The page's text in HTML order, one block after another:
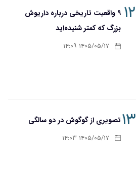
۱۲
۹ واقعیت تاریخی درباره داریوش
بزرگ که کمتر شنیده‌اید
۱۴۰۵/۰۵/۱۷ ۱۴:۰۹
۱۳تصویری از گوگوش در دو سالگی
۱۴۰۵/۰۵/۱۷ ۱۴:۰۳